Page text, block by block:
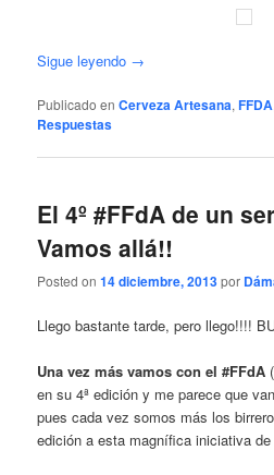
Sigue leyendo →
Publicado en Cerveza Artesana,FFDA
Respuestas
El 4º #FFdA de un
Vamos allá!!
Posted on14 diciembre, 2013por
Llego bastante tarde, pero llego!!!!
Una vez más vamos con el #FFdA
en su 4ª edición y me parece que
pues cada vez somos más los
edición a esta magnífica iniciativa